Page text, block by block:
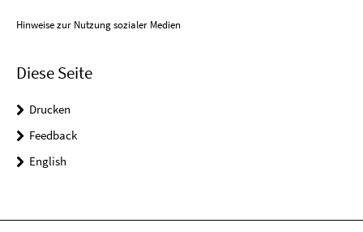
Hinweise zur Nutzung sozialer Medien
Diese Seite
Drucken
Feedback
English